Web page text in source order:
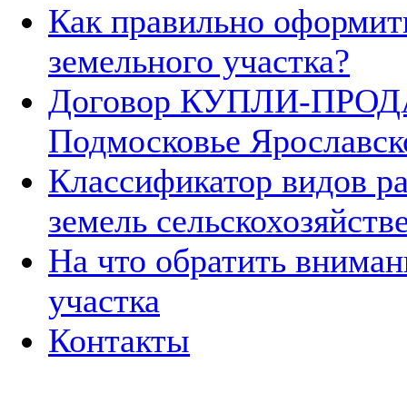
Как правильно
земельного участка?
Договор КУПЛИ-
Подмосковье
Классификатор видов
земель
На что обратить
участка
Контакты